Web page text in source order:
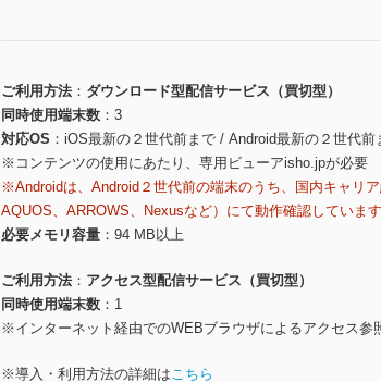
ご利用方法
ダウンロード型配信サービス（買切型）
同時使用端末数
3
対応OS
iOS最新の２世代前まで / Android最新の２世代前
※コンテンツの使用にあたり、専用ビューアisho.jpが必要
※Androidは、Android２世代前の端末のうち、国内キャリ
AQUOS、ARROWS、Nexusなど）にて動作確認しています
必要メモリ容量
94 MB以上
ご利用方法
アクセス型配信サービス（買切型）
同時使用端末数
1
※インターネット経由でのWEBブラウザによるアクセス参
※導入・利用方法の詳細はこちら